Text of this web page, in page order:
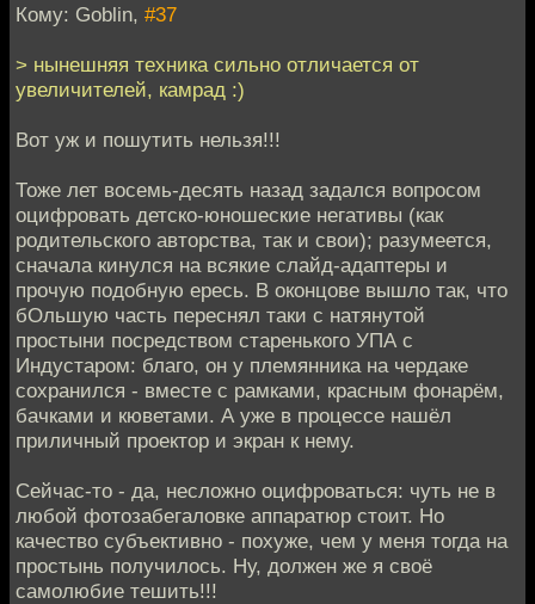
Кому: Goblin, #37
> нынешняя техника сильно отличается от
увеличителей, камрад :)
Вот уж и пошутить нельзя!!!
Тоже лет восемь-десять назад задался вопросом
оцифровать детско-юношеские негативы (как
родительского авторства, так и свои); разумеется,
сначала кинулся на всякие слайд-адаптеры и
прочую подобную ересь. В оконцове вышло так, что
бОльшую часть переснял таки с натянутой
простыни посредством старенького УПА с
Индустаром: благо, он у племянника на чердаке
сохранился - вместе с рамками, красным фонарём,
бачками и кюветами. А уже в процессе нашёл
приличный проектор и экран к нему.
Сейчас-то - да, несложно оцифроваться: чуть не в
любой фотозабегаловке аппаратюр стоит. Но
качество субъективно - похуже, чем у меня тогда на
простынь получилось. Ну, должен же я своё
самолюбие тешить!!!